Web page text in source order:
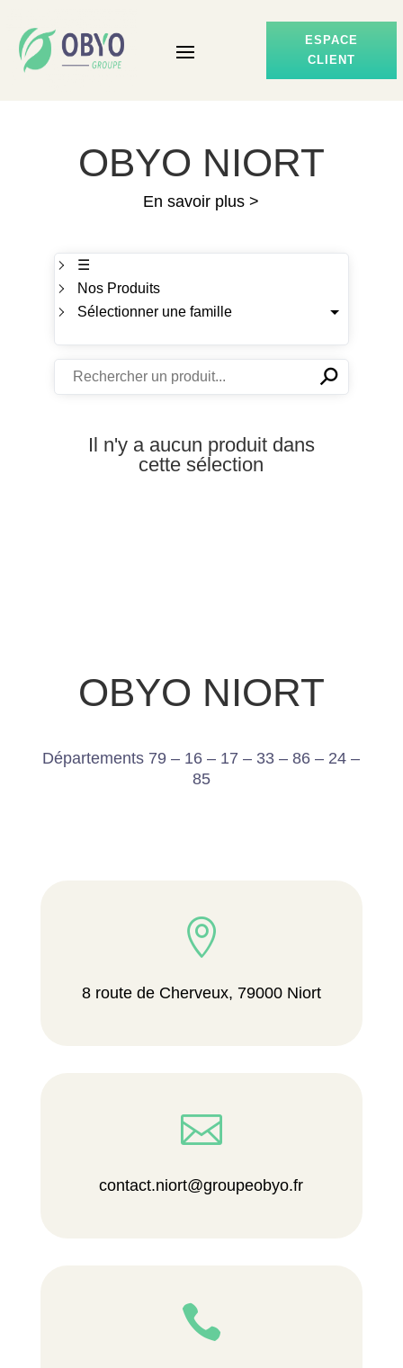
ESPACE
CLIENT
OBYO NIORT
En savoir plus >
☰
Nos Produits
Sélectionner une famille
✕⚲
Il n'y a aucun produit dans
cette sélection
OBYO NIORT
Départements 79 – 16 – 17 – 33 – 86 – 24 –
85

8 route de Cherveux, 79000 Niort

contact.niort@groupeobyo.fr
